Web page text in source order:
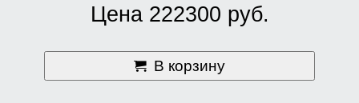
Цена 222300 руб.
В корзину